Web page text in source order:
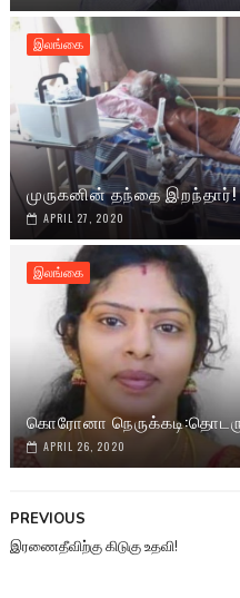
இலங்கை
முருகனின் தந்தை இறந்தார்!
APRIL 27, 2020
இலங்கை
கொரோனா
APRIL 26, 2020
PREVIOUS
இரணைதீவிற்கு கிடுகு உதவி!